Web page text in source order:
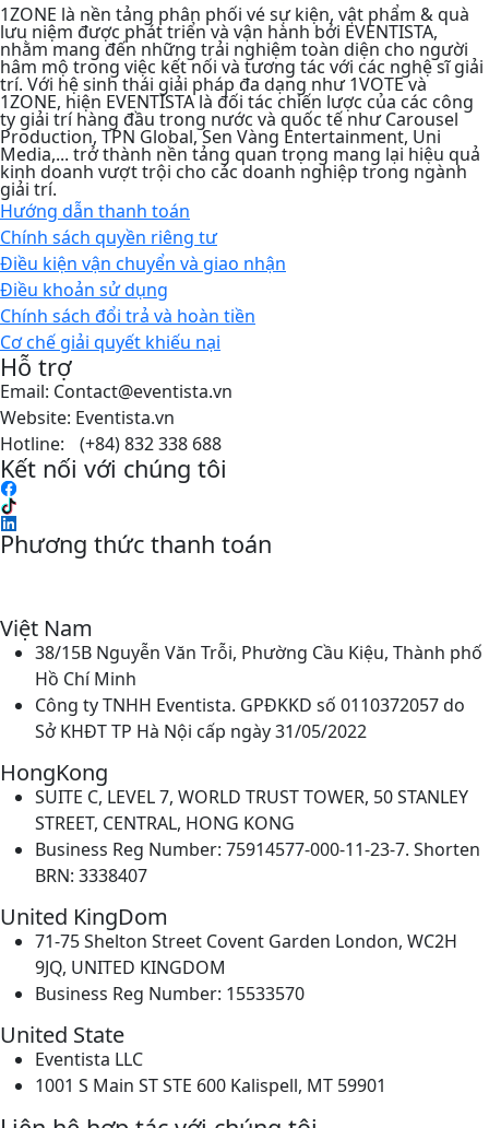
1ZONE là nền tảng phân phối vé sự kiện, vật phẩm & quà
lưu niệm được phát triển và vận hành bởi EVENTISTA,
nhằm mang đến những trải nghiệm toàn diện cho người
hâm mộ trong việc kết nối và tương tác với các nghệ sĩ giải
trí. Với hệ sinh thái giải pháp đa dạng như 1VOTE và
1ZONE, hiện EVENTISTA là đối tác chiến lược của các công
ty giải trí hàng đầu trong nước và quốc tế như Carousel
Production, TPN Global, Sen Vàng Entertainment, Uni
Media,... trở thành nền tảng quan trọng mang lại hiệu quả
kinh doanh vượt trội cho các doanh nghiệp trong ngành
giải trí.
Hướng dẫn thanh toán
Chính sách quyền riêng tư​
Điều kiện vận chuyển và giao nhận
Điều khoản sử dụng
Chính sách đổi trả và hoàn tiền
Cơ chế giải quyết khiếu nại
Hỗ trợ
Email: Contact@eventista.vn
Website: Eventista.vn
Hotline: (+84) 832 338 688
Kết nối với chúng tôi
Phương thức thanh toán
Việt Nam
38/15B Nguyễn Văn Trỗi, Phường Cầu Kiệu, Thành phố
Hồ Chí Minh
Công ty TNHH Eventista. GPĐKKD số 0110372057 do
Sở KHĐT TP Hà Nội cấp ngày 31/05/2022
HongKong
SUITE C, LEVEL 7, WORLD TRUST TOWER, 50 STANLEY
STREET, CENTRAL, HONG KONG
Business Reg Number: 75914577-000-11-23-7. Shorten
BRN: 3338407
United KingDom
71-75 Shelton Street Covent Garden London, WC2H
9JQ, UNITED KINGDOM
Business Reg Number: 15533570
United State
Eventista LLC
1001 S Main ST STE 600 Kalispell, MT 59901